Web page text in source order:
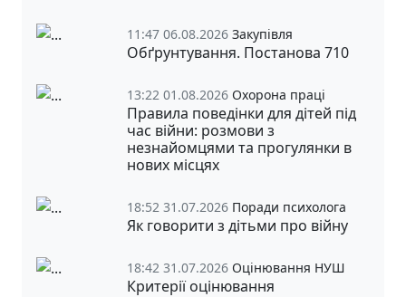
11:47 06.08.2026 Закупівля
Обґрунтування. Постанова 710
13:22 01.08.2026 Охорона праці
Правила поведінки для дітей під
час війни: розмови з
незнайомцями та прогулянки в
нових місцях
18:52 31.07.2026 Поради психолога
Як говорити з дітьми про війну
18:42 31.07.2026 Оцінювання НУШ
Критерії оцінювання